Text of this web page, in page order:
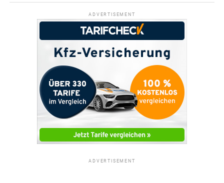
ADVERTISEMENT
ADVERTISEMENT